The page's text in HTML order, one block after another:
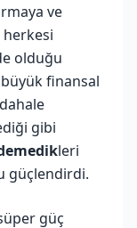
ve
herkesi
olduğu
büyük finansal
gibi
leri
güçlendirdi.
güç